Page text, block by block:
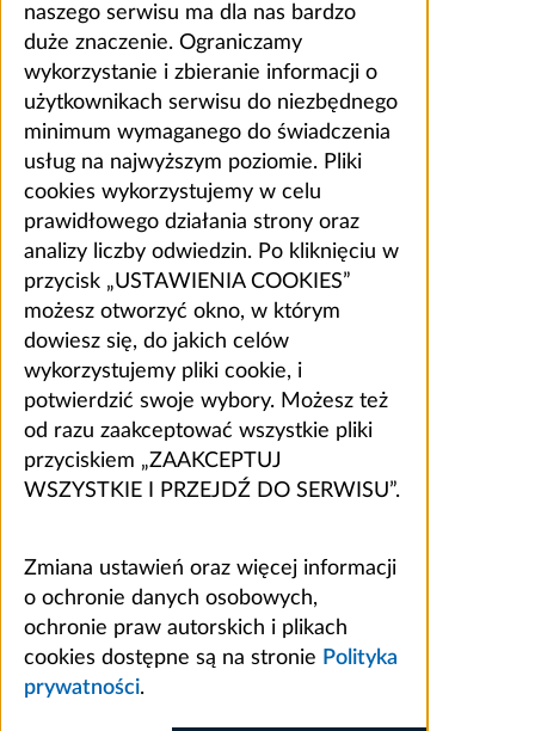
naszego serwisu ma dla nas bardzo
duże znaczenie. Ograniczamy
wykorzystanie i zbieranie informacji o
użytkownikach serwisu do niezbędnego
minimum wymaganego do świadczenia
usług na najwyższym poziomie. Pliki
cookies wykorzystujemy w celu
prawidłowego działania strony oraz
analizy liczby odwiedzin. Po kliknięciu w
przycisk „USTAWIENIA COOKIES”
możesz otworzyć okno, w którym
dowiesz się, do jakich celów
wykorzystujemy pliki cookie, i
potwierdzić swoje wybory. Możesz też
od razu zaakceptować wszystkie pliki
przyciskiem „ZAAKCEPTUJ
WSZYSTKIE I PRZEJDŹ DO SERWISU”.
Zmiana ustawień oraz więcej informacji
o ochronie danych osobowych,
ochronie praw autorskich i plikach
cookies dostępne są na stronie Polityka
prywatności.